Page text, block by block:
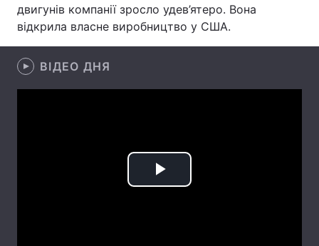
Економіка Світ
Техно і зв'язок
двигунів компанії зросло удев’ятеро. Вона
відкрила власне виробництво у США.
ВІДЕО ДНЯ
Play